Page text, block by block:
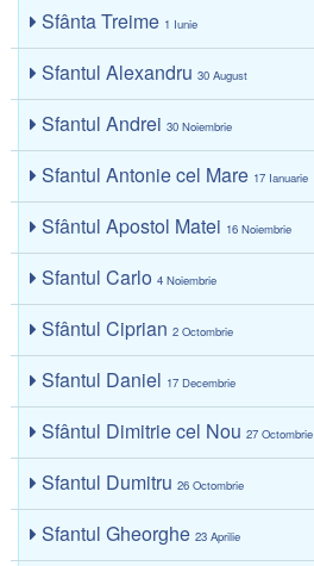
Sfânta Treime 1 Iunie
Sfantul Alexandru30 August
Sfantul Andrei30 Noiembrie
Sfantul Antonie cel Mare 17 Ianuarie
Sfântul Apostol Matei 16 Noiembrie
Sfantul Carlo4 Noiembrie
Sfântul Ciprian2 Octombrie
Sfantul Daniel 17 Decembrie
Sfântul Dimitrie cel Nou27 Octombrie
Sfantul Dumitru26 Octombrie
Sfantul Gheorghe23 Aprilie